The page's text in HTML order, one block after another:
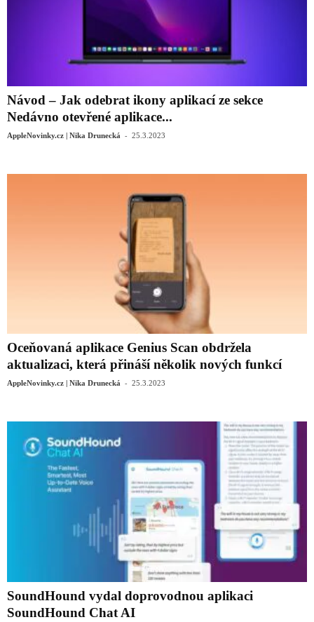
Návod – Jak odebrat ikony aplikací ze sekce
Nedávno otevřené aplikace...
AppleNovinky.cz | Nika Drunecká - 25.3.2023
Oceňovaná aplikace Genius Scan obdržela
aktualizaci, která přináší několik nových funkcí
AppleNovinky.cz | Nika Drunecká - 25.3.2023
SoundHound vydal doprovodnou aplikaci
SoundHound Chat AI